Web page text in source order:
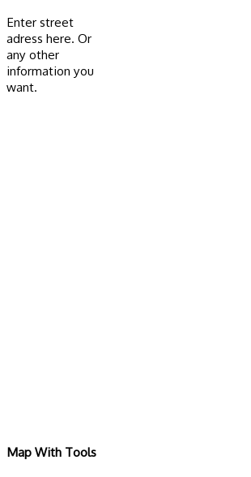
Enter street
adress here. Or
any other
information you
want.
Map With Tools